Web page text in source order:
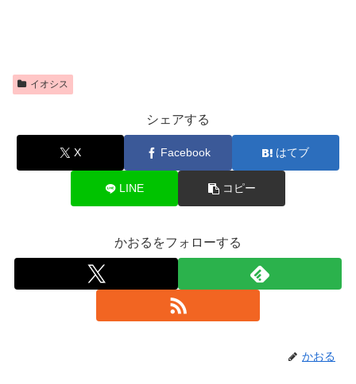
イオシス
シェアする
X Facebook はてブ
LINE コピー
かおるをフォローする
かおる